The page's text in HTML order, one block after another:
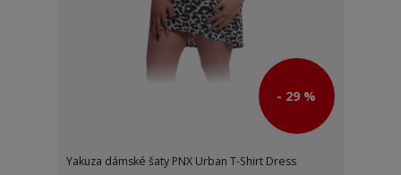
- 29 %
Yakuza dámské šaty PNX Urban T-Shirt Dress